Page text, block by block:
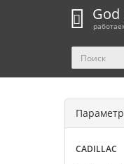
God
CADILLAC